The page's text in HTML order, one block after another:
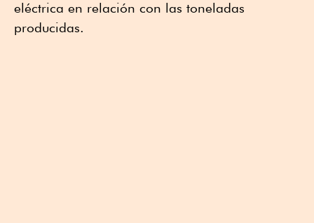
eléctrica en relación con las toneladas
producidas.